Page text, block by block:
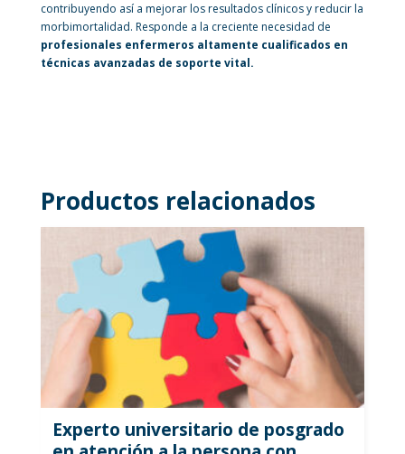
contribuyendo así a mejorar los resultados clínicos y reducir la
morbimortalidad. Responde a la creciente necesidad de
profesionales enfermeros altamente cualificados en
técnicas avanzadas de soporte vital.
Productos relacionados
Experto universitario de posgrado